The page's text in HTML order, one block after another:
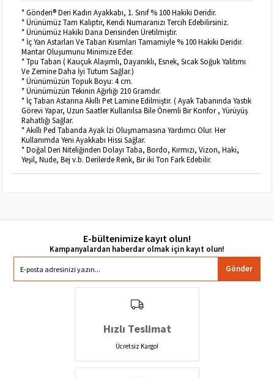
* Gönderi® Deri Kadın Ayakkabı, 1. Sınıf % 100 Hakiki Deridir.
* Ürünümüz Tam Kalıptır, Kendi Numaranızı Tercih Edebilirsiniz.
* Ürünümüz Hakiki Dana Derisinden Üretilmiştir.
* İç Yan Astarları Ve Taban Kısımları Tamamiyle % 100 Hakiki Deridir.
Mantar Oluşumunu Minimize Eder.
* Tpu Taban ( Kauçuk Alaşımlı, Dayanıklı, Esnek, Sıcak Soğuk Yalıtımı
Ve Zemine Daha İyi Tutum Sağlar.)
* Ürünümüzün Topuk Boyu: 4 cm.
* Ürünümüzün Tekinin Ağırlığı 210 Gramdır.
* İç Taban Astarına Akıllı Pet Lamine Edilmiştir. ( Ayak Tabanında Yastık
Görevi Yapar, Uzun Saatler Kullanılsa Bile Önemli Bir Konfor , Yürüyüş
Rahatlığı Sağlar.
* Akıllı Ped Tabanda Ayak İzi Oluşmamasına Yardımcı Olur. Her
Kullanımda Yeni Ayakkabı Hissi Sağlar.
* Doğal Deri Niteliğinden Dolayı Taba, Bordo, Kırmızı, Vizon, Haki,
Yeşil, Nude, Bej v.b. Derilerde Renk, Bir iki Ton Fark Edebilir.
E-bültenimize kayıt olun!
Gönder
Hızlı Teslimat
Ücretsiz Kargo!